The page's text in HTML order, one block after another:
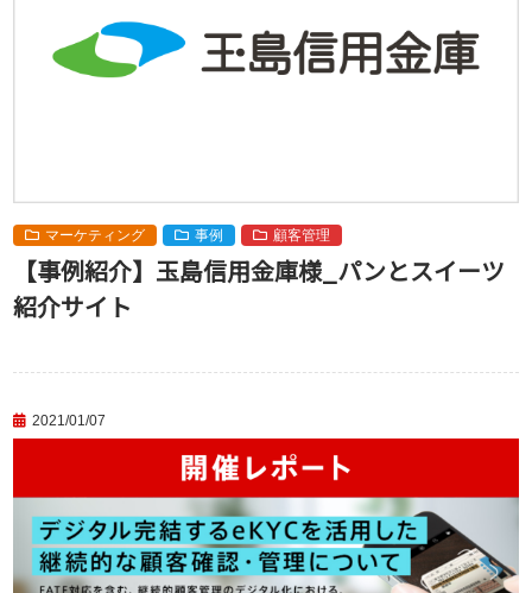
マーケティング 事例 顧客管理
【事例紹介】玉島信用金庫様_パンとスイーツ
紹介サイト
2021/01/07